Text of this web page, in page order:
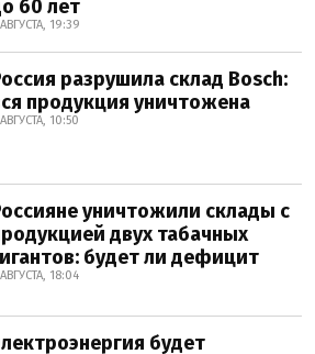
60 лет
19:39
разрушила склад Bosch:
продукция уничтожена
10:50
уничтожили склады с
двух табачных
будет ли дефицит
18:04
будет